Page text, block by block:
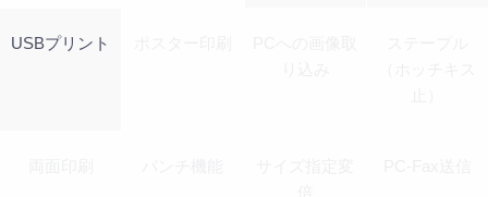
USBプリント